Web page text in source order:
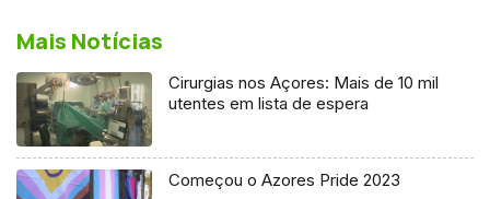
Mais Notícias
Cirurgias nos Açores: Mais de 10 mil
utentes em lista de espera
Começou o Azores Pride 2023